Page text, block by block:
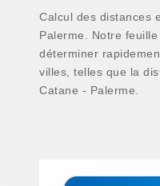
Calcul des distances
Palerme. Notre
déterminer
villes, telles que la
Catane - Palerme.